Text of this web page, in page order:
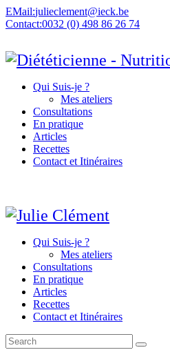
EMail:julieclement@ieck.be
Contact:0032 (0) 498 86 26 74
Qui Suis-je ?
Mes ateliers
Consultations
En pratique
Articles
Recettes
Contact et Itinéraires
Qui Suis-je ?
Mes ateliers
Consultations
En pratique
Articles
Recettes
Contact et Itinéraires